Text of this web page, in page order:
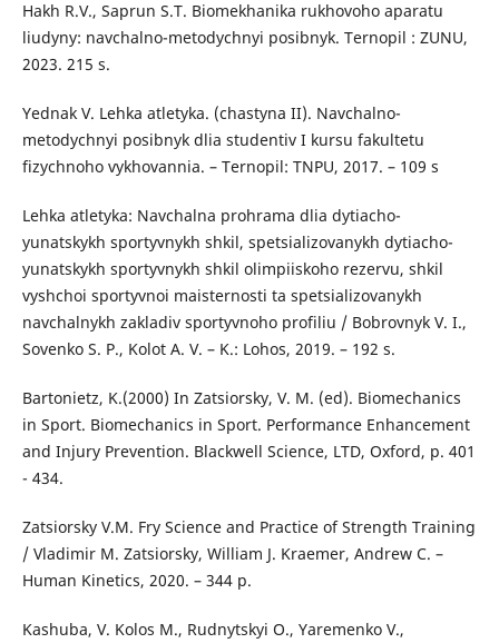
Hakh R.V., Saprun S.T. Biomekhanika rukhovoho aparatu
liudyny: navchalno-metodychnyi posibnyk. Ternopil : ZUNU,
2023. 215 s.
Yednak V. Lehka atletyka. (chastyna II). Navchalno-
metodychnyi posibnyk dlia studentiv I kursu fakultetu
fizychnoho vykhovannia. – Ternopil: TNPU, 2017. – 109 s
Lehka atletyka: Navchalna prohrama dlia dytiacho-
yunatskykh sportyvnykh shkil, spetsializovanykh dytiacho-
yunatskykh sportyvnykh shkil olimpiiskoho rezervu, shkil
vyshchoi sportyvnoi maisternosti ta spetsializovanykh
navchalnykh zakladiv sportyvnoho profiliu / Bobrovnyk V. I.,
Sovenko S. P., Kolot A. V. – K.: Lohos, 2019. – 192 s.
Bartonietz, K.(2000) In Zatsiorsky, V. M. (ed). Biomechanics
in Sport. Biomechanics in Sport. Performance Enhancement
and Injury Prevention. Blackwell Science, LTD, Oxford, p. 401
- 434.
Zatsiorsky V.M. Fry Science and Practice of Strength Training
/ Vladimir M. Zatsiorsky, William J. Kraemer, Andrew C. –
Human Kinetics, 2020. – 344 p.
Kashuba, V. Kolos M., Rudnytskyi O., Yaremenko V.,